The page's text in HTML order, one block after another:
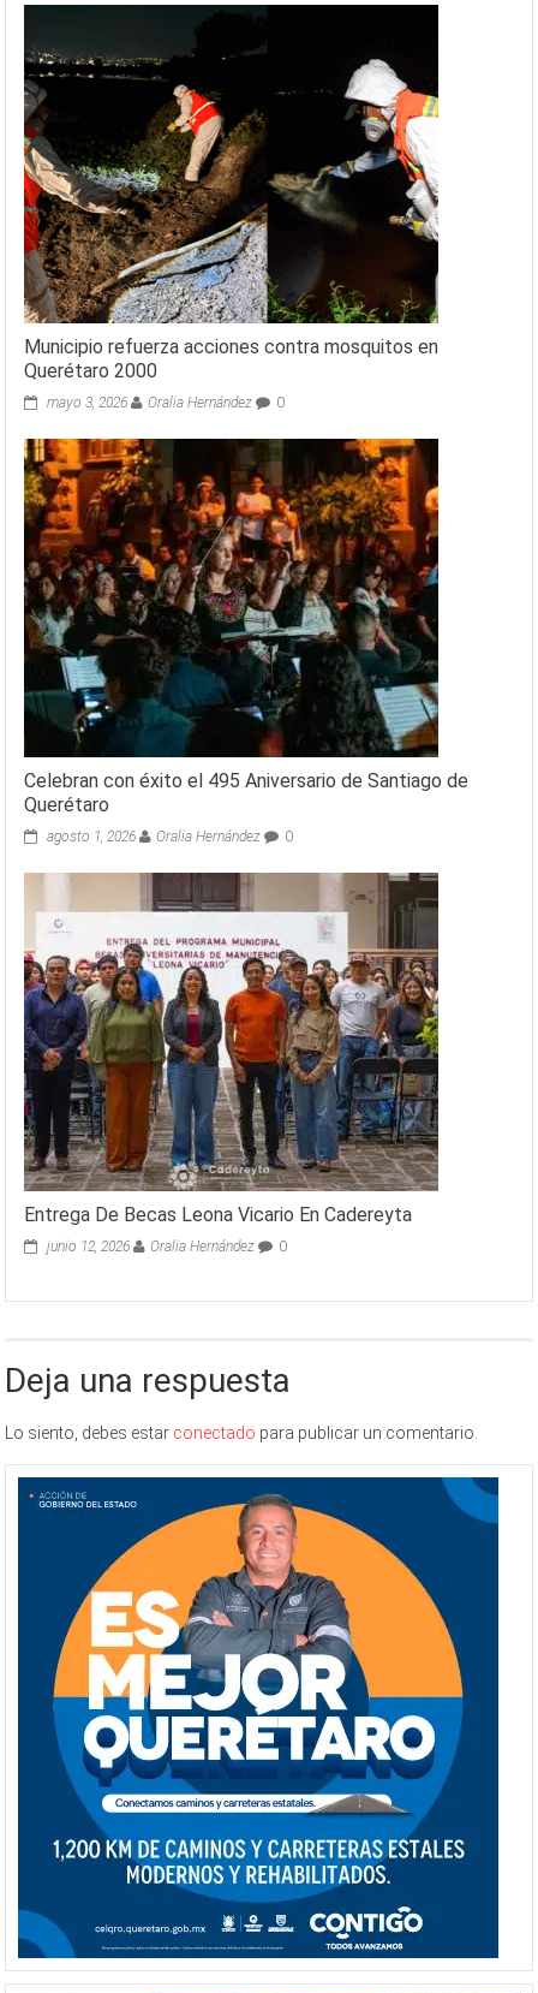
Municipio refuerza acciones contra mosquitos en
Querétaro 2000
mayo 3, 2026 Oralia Hernández 0
Celebran con éxito el 495 Aniversario de Santiago de
Querétaro
agosto 1, 2026 Oralia Hernández 0
Entrega De Becas Leona Vicario En Cadereyta
junio 12, 2026 Oralia Hernández 0
Deja una respuesta
Lo siento, debes estar conectado para publicar un comentario.